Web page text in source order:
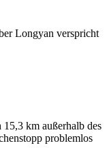
Longyan verspricht
km außerhalb des
problemlos